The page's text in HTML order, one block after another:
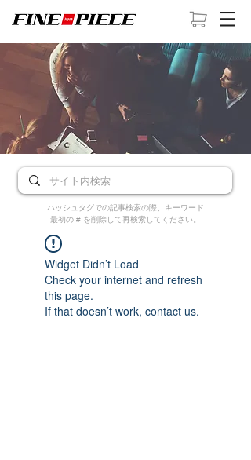
ハッシュタグでの記事検索の際、キーワード
最初の # を削除して再検索してください。
Widget Didn’t Load
Check your internet and refresh
this page.
If that doesn’t work, contact us.